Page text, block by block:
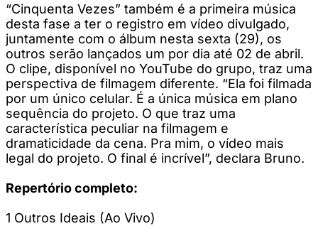
“Cinquenta Vezes” também é a primeira música
desta fase a ter o registro em vídeo divulgado,
juntamente com o álbum nesta sexta (29), os
outros serão lançados um por dia até 02 de abril.
O clipe, disponível no YouTube do grupo, traz uma
perspectiva de filmagem diferente. “Ela foi filmada
por um único celular. É a única música em plano
sequência do projeto. O que traz uma
característica peculiar na filmagem e
dramaticidade da cena. Pra mim, o vídeo mais
legal do projeto. O final é incrível”, declara Bruno.
Repertório completo:
1 Outros Ideais (Ao Vivo)